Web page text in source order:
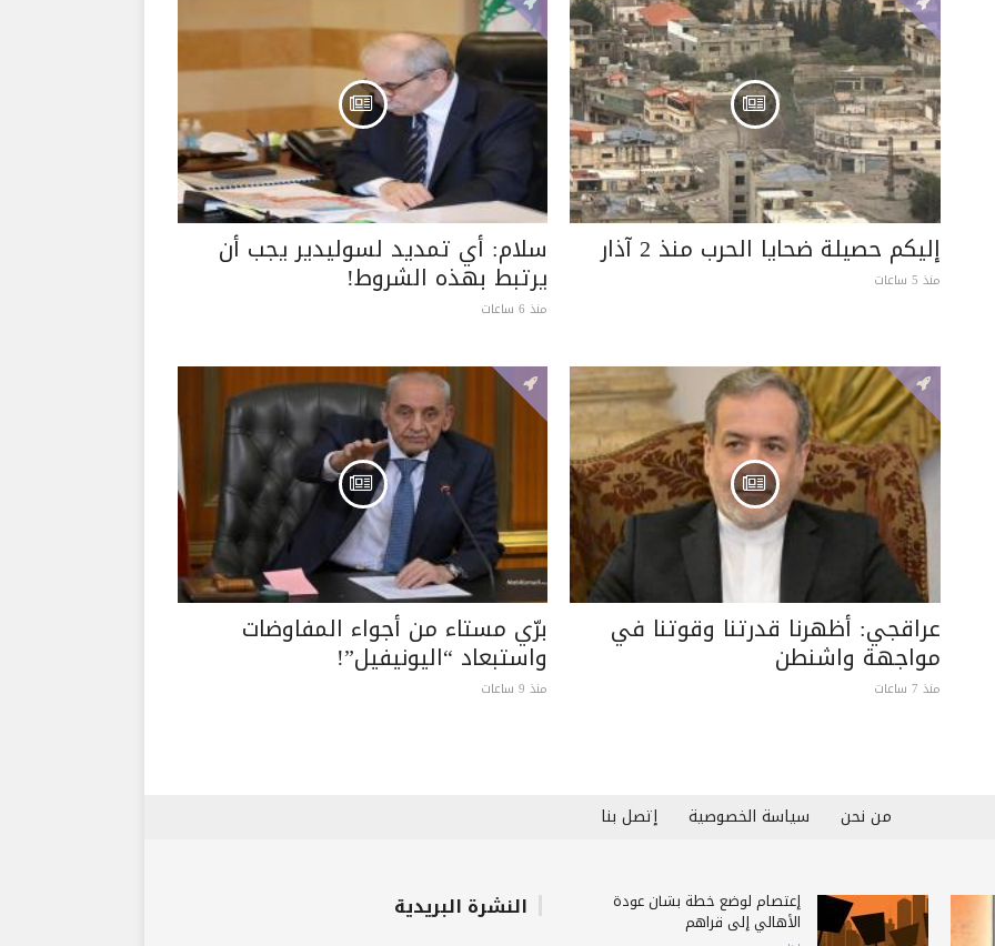
إليكم حصيلة ضحايا الحرب منذ 2 آذار
منذ 5 ساعات
سلام: أي تمديد لسوليدير يجب أن
يرتبط بهذه الشروط!
منذ 6 ساعات
عراقجي: أظهرنا قدرتنا وقوتنا في
مواجهة واشنطن
منذ 7 ساعات
برّي مستاء من أجواء المفاوضات
واستبعاد “اليونيفيل”!
منذ 9 ساعات
من نحن سياسة الخصوصية إتصل بنا
إعتصام لوضع خطة بشأن عودة
الأهالي إلى قراهم النشرة البريدية